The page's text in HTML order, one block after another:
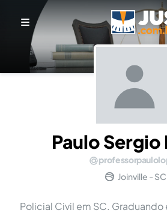
Paulo Sergio
Joinville - SC
Policial Civil em SC.